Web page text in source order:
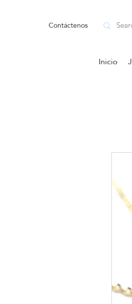
Contáctenos
Inicio